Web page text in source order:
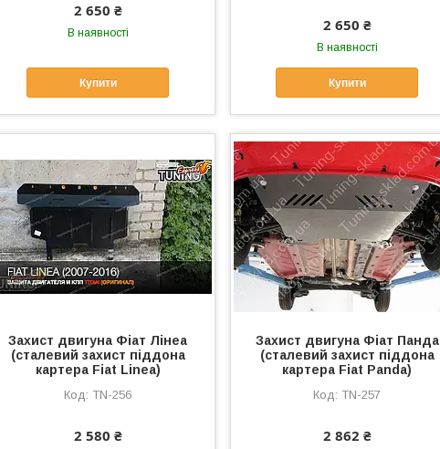
2 650 ₴
В наявності
Купити
2 650 ₴
В наявності
Купити
Захист двигуна Фіат Лінеа
(сталевий захист піддона
картера Fiat Linea)
TN-256
2 580 ₴
Захист двигуна Фіат Панда
(сталевий захист піддона
картера Fiat Panda)
TN-257
2 862 ₴